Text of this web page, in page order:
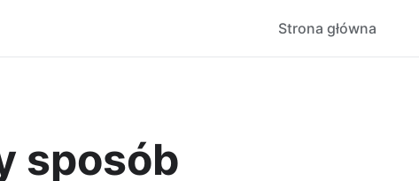
Strona główna
sposób